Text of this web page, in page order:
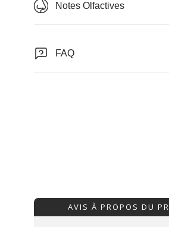
Notes Olfactives
FAQ
AVIS À PROPOS DU